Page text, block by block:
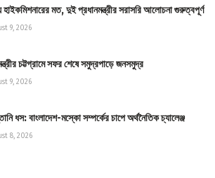
হাইকমিশনারের মত, দুই প্রধানমন্ত্রীর সরাসরি আলোচনা গুরুত্বপূর্ণ
9, 2026
চট্টগ্রামে সফর শেষে সমুদ্রপাড়ে জনসমুদ্র
9, 2026
ধস: বাংলাদেশ-মস্কো সম্পর্কের চাপে অর্থনৈতিক চ্যালেঞ্জ
8, 2026